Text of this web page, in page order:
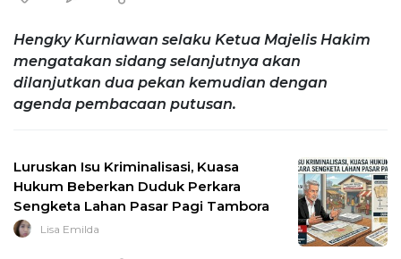
Hengky Kurniawan selaku Ketua Majelis Hakim
mengatakan sidang selanjutnya akan
dilanjutkan dua pekan kemudian dengan
agenda pembacaan putusan.
Luruskan Isu Kriminalisasi, Kuasa
Hukum Beberkan Duduk Perkara
Sengketa Lahan Pasar Pagi Tambora
Lisa Emilda